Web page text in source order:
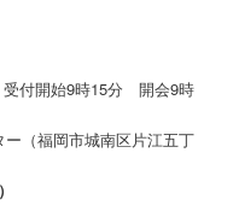
開始9時15分 開会9時
福岡市城南区片江五丁